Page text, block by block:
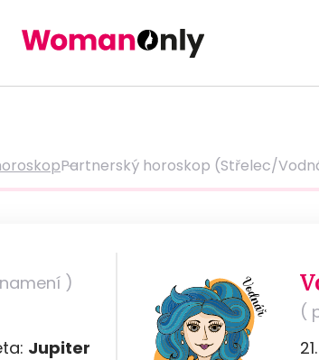
Partnerský horoskop (Střelec/
)
Jupiter
(